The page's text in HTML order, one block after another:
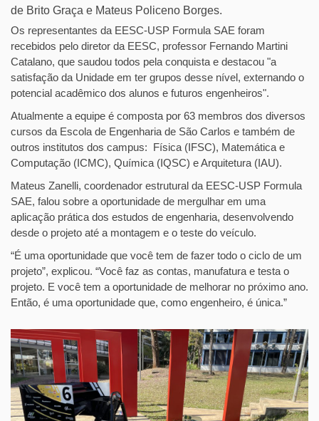
de Brito Graça e Mateus Policeno Borges.
Os representantes da EESC-USP Formula SAE foram
recebidos pelo diretor da EESC, professor Fernando Martini
Catalano, que saudou todos pela conquista e destacou "a
satisfação da Unidade em ter grupos desse nível, externando o
potencial acadêmico dos alunos e futuros engenheiros".
Atualmente a equipe é composta por 63 membros dos diversos
cursos da Escola de Engenharia de São Carlos e também de
outros institutos dos campus: Física (IFSC), Matemática e
Computação (ICMC), Química (IQSC) e Arquitetura (IAU).
Mateus Zanelli, coordenador estrutural da EESC-USP Formula
SAE, falou sobre a oportunidade de mergulhar em uma
aplicação prática dos estudos de engenharia, desenvolvendo
desde o projeto até a montagem e o teste do veículo.
“É uma oportunidade que você tem de fazer todo o ciclo de um
projeto”, explicou. “Você faz as contas, manufatura e testa o
projeto. E você tem a oportunidade de melhorar no próximo ano.
Então, é uma oportunidade que, como engenheiro, é única.”